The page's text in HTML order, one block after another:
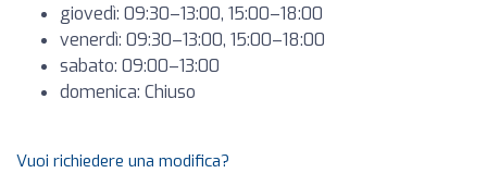
giovedì: 09:30–13:00, 15:00–18:00
venerdì: 09:30–13:00, 15:00–18:00
sabato: 09:00–13:00
domenica: Chiuso
Vuoi richiedere una modifica?